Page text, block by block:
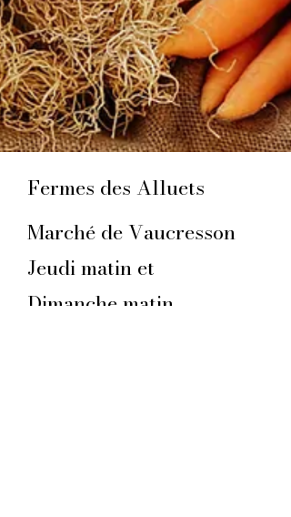
Fermes des Alluets
Marché de Vaucresson
Jeudi matin et
Dimanche matin